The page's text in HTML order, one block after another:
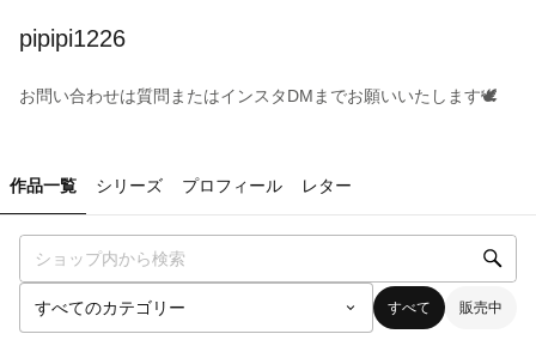
pipipi1226
お問い合わせは質問またはインスタDMまでお願いいたします🕊️
作品一覧 シリーズ プロフィール レター
すべて 販売中